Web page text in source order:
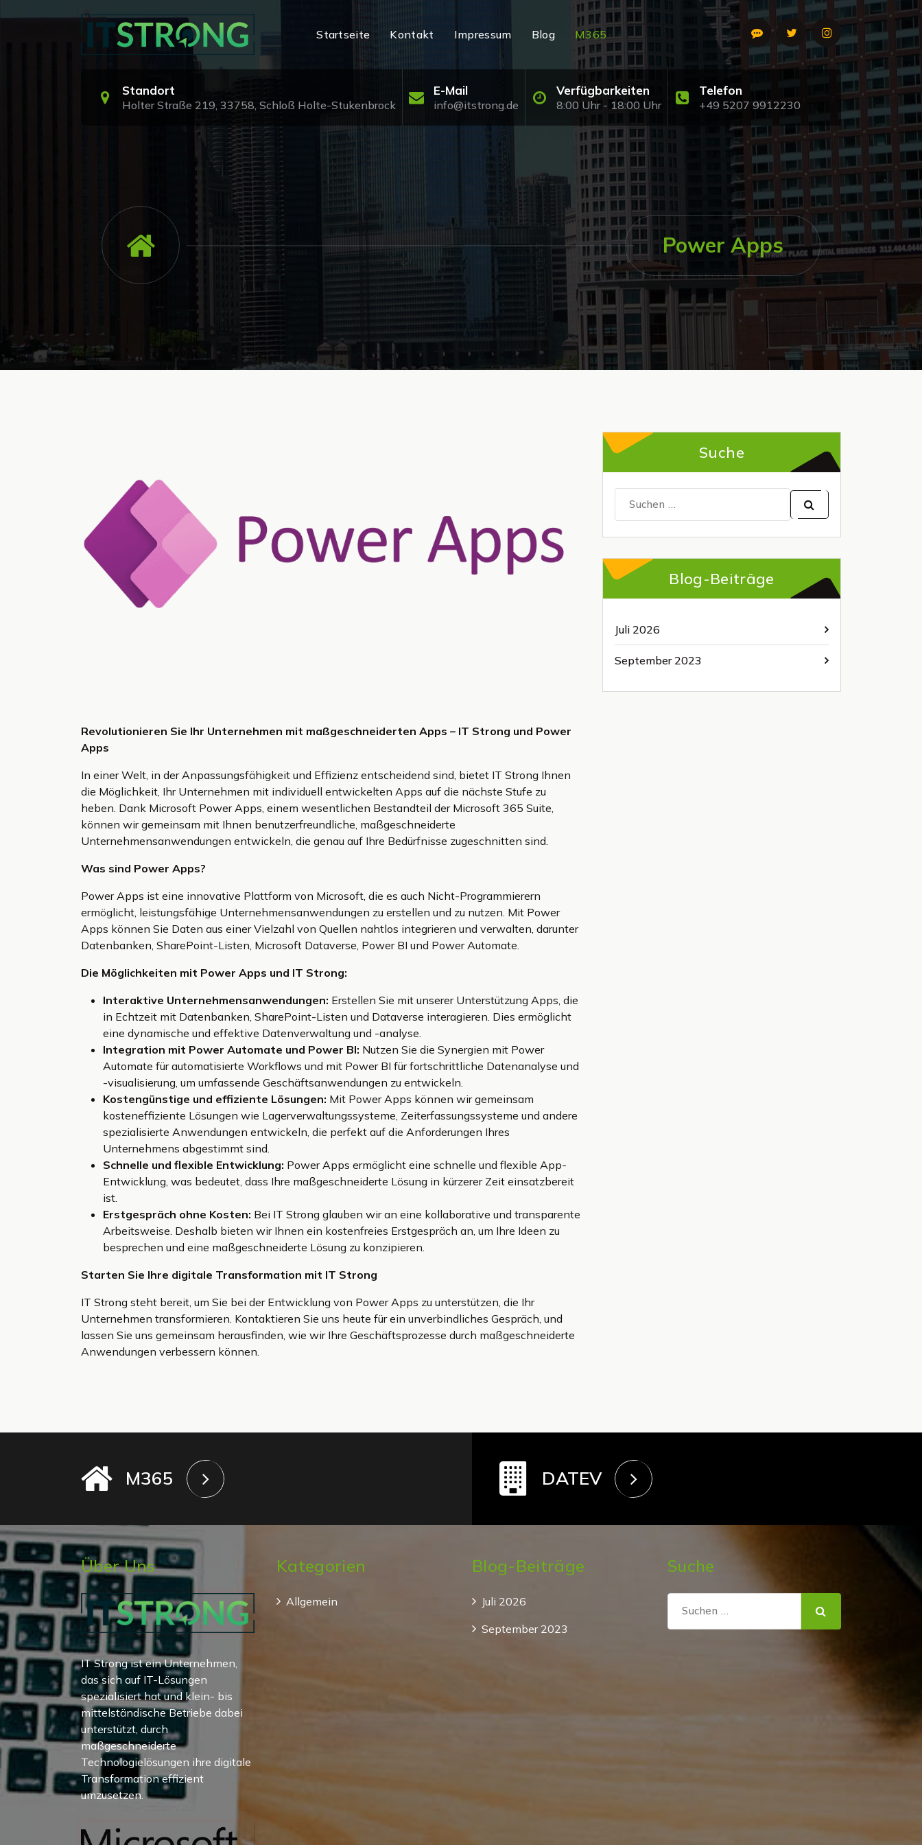
Startseite Kontakt Impressum Blog M365
Standort
Holter Straße 219, 33758, Schloß Holte-Stukenbrock
E-Mail
info@itstrong.de
Verfügbarkeiten
8:00 Uhr - 18:00 Uhr
Telefon
+49 5207 9912230
Power Apps
Revolutionieren Sie Ihr Unternehmen mit maßgeschneiderten Apps – IT Strong und Power
Apps
In einer Welt, in der Anpassungsfähigkeit und Effizienz entscheidend sind, bietet IT Strong Ihnen
die Möglichkeit, Ihr Unternehmen mit individuell entwickelten Apps auf die nächste Stufe zu
heben. Dank Microsoft Power Apps, einem wesentlichen Bestandteil der Microsoft 365 Suite,
können wir gemeinsam mit Ihnen benutzerfreundliche, maßgeschneiderte
Unternehmensanwendungen entwickeln, die genau auf Ihre Bedürfnisse zugeschnitten sind.
Was sind Power Apps?
Power Apps ist eine innovative Plattform von Microsoft, die es auch Nicht-Programmierern
ermöglicht, leistungsfähige Unternehmensanwendungen zu erstellen und zu nutzen. Mit Power
Apps können Sie Daten aus einer Vielzahl von Quellen nahtlos integrieren und verwalten, darunter
Datenbanken, SharePoint-Listen, Microsoft Dataverse, Power BI und Power Automate.
Die Möglichkeiten mit Power Apps und IT Strong:
Interaktive Unternehmensanwendungen: Erstellen Sie mit unserer Unterstützung Apps, die
in Echtzeit mit Datenbanken, SharePoint-Listen und Dataverse interagieren. Dies ermöglicht
eine dynamische und effektive Datenverwaltung und -analyse.
Integration mit Power Automate und Power BI: Nutzen Sie die Synergien mit Power
Automate für automatisierte Workflows und mit Power BI für fortschrittliche Datenanalyse und
-visualisierung, um umfassende Geschäftsanwendungen zu entwickeln.
Kostengünstige und effiziente Lösungen: Mit Power Apps können wir gemeinsam
kosteneffiziente Lösungen wie Lagerverwaltungssysteme, Zeiterfassungssysteme und andere
spezialisierte Anwendungen entwickeln, die perfekt auf die Anforderungen Ihres
Unternehmens abgestimmt sind.
Schnelle und flexible Entwicklung: Power Apps ermöglicht eine schnelle und flexible App-
Entwicklung, was bedeutet, dass Ihre maßgeschneiderte Lösung in kürzerer Zeit einsatzbereit
ist.
Erstgespräch ohne Kosten: Bei IT Strong glauben wir an eine kollaborative und transparente
Arbeitsweise. Deshalb bieten wir Ihnen ein kostenfreies Erstgespräch an, um Ihre Ideen zu
besprechen und eine maßgeschneiderte Lösung zu konzipieren.
Starten Sie Ihre digitale Transformation mit IT Strong
IT Strong steht bereit, um Sie bei der Entwicklung von Power Apps zu unterstützen, die Ihr
Unternehmen transformieren. Kontaktieren Sie uns heute für ein unverbindliches Gespräch, und
lassen Sie uns gemeinsam herausfinden, wie wir Ihre Geschäftsprozesse durch maßgeschneiderte
Anwendungen verbessern können.
Suche
nach:
Blog-Beiträge
Juli 2026
September 2023
M365 DATEV
Über Uns
IT Strong ist ein Unternehmen,
das sich auf IT-Lösungen
spezialisiert hat und klein- bis
mittelständische Betriebe dabei
unterstützt, durch
maßgeschneiderte
Technologielösungen ihre digitale
Transformation effizient
umzusetzen.
Kategorien
Allgemein
Blog-Beiträge
Juli 2026
September 2023
Suche
nach: